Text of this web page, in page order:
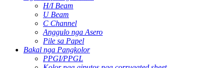
H/I Beam
U Beam
C Channel
Anggulo nga Asero
Pile sa Papel
Bakal nga Pangkolor
PPGI/PPGL